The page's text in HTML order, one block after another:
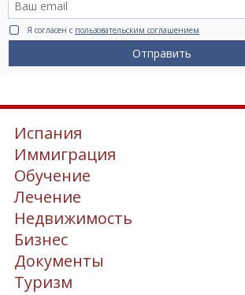
Я согласен с пользовательским соглашением
Отправить
Испания
Иммиграция
Обучение
Лечение
Недвижимость
Бизнес
Документы
Туризм